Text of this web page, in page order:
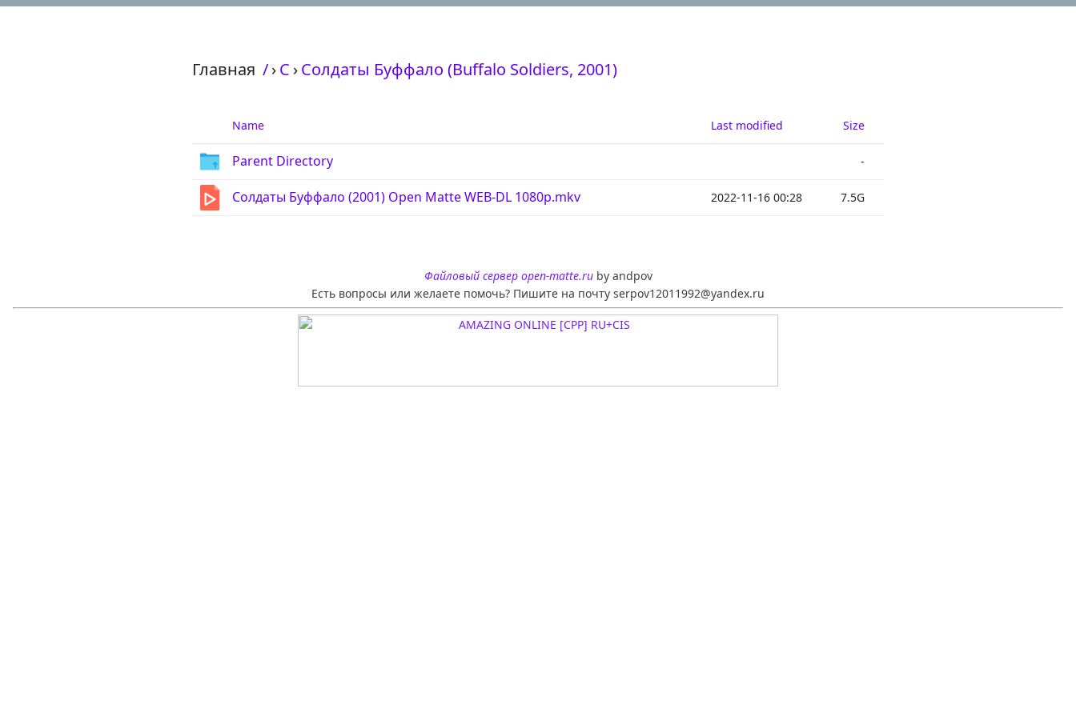
Главная /›С ›Солдаты Буффало (Buffalo Soldiers, 2001)
Name Last modified Size
Parent Directory -
Солдаты Буффало (2001) Open Matte WEB-DL 1080p.mkv 2022-11-16 00:28 7.5G
Файловый сервер open-matte.ruby andpov
Есть вопросы или желаете помочь? Пишите на почту serpov12011992@yandex.ru